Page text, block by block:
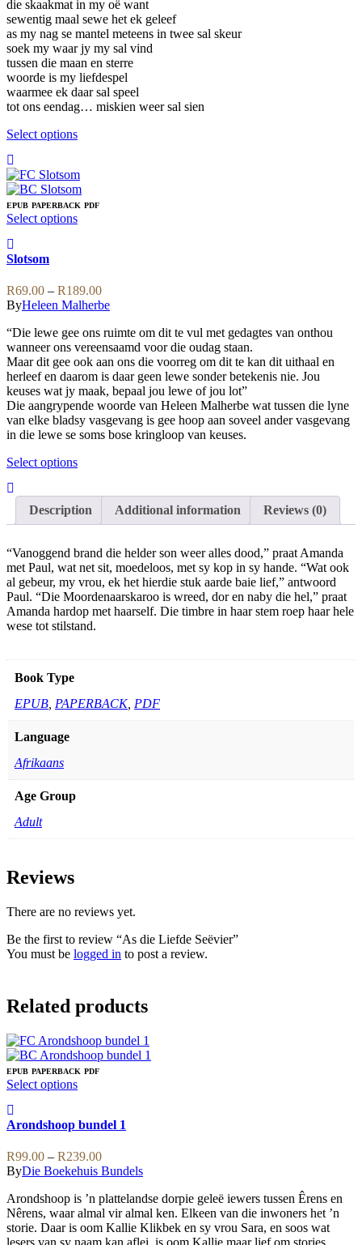
die skaakmat in my oë want
sewentig maal sewe het ek geleef
as my nag se mantel meteens in twee sal skeur
soek my waar jy my sal vind
tussen die maan en sterre
woorde is my liefdespel
waarmee ek daar sal speel
tot ons eendag… miskien weer sal sien
Select optionsThis
multiple
variants.
The
options
the
product
EPUB PAPERBACK PDF
Select optionsThis
The
options
be
chosen
on
the
product
page
Slotsom
R69.00 – R189.00Price
range:
through
R189.00
ByHeleen Malherbe
“Die lewe gee ons ruimte om dit te vul met gedagtes van onthou
wanneer ons vereensaamd voor die oudag staan.
Maar dit gee ook aan ons die voorreg om dit te kan dit uithaal en
herleef en daarom is daar geen lewe sonder betekenis nie. Jou
keuses wat jy maak, bepaal jou lewe of jou lot”
Die aangrypende woorde van Heleen Malherbe wat tussen die lyne
van elke bladsy vasgevang is gee hoop aan soveel ander vasgevang
in die lewe se soms bose kringloop van keuses.
Select optionsThis
multiple
variants.
options
may
be
chosen
on
the
Description Additional information Reviews (0)
“Vanoggend brand die helder son weer alles dood,” praat Amanda
met Paul, wat net sit, moedeloos, met sy kop in sy hande. “Wat ook
al gebeur, my vrou, ek het hierdie stuk aarde baie lief,” antwoord
Paul. “Die Moordenaarskaroo is wreed, dor en naby die hel,” praat
Amanda hardop met haarself. Die timbre in haar stem roep haar hele
wese tot stilstand.
Book Type
EPUB PAPERBACK, PDF
Language
Afrikaans
Age Group
Adult
Reviews
There are no reviews yet.
Be the first to review “As die Liefde Seëvier”
You must be logged in to post a review.
Related products
EPUB PAPERBACK PDF
Select optionsThis
multiple
The
options
be
chosen
on
Arondshoop bundel 1
R99.00 – R239.00Price
range:
through
R239.00
ByDie Boekehuis Bundels
Arondshoop is ’n plattelandse dorpie geleë iewers tussen Êrens en
Nêrens, waar almal vir almal ken. Elkeen van die inwoners het ’n
storie. Daar is oom Kallie Klikbek en sy vrou Sara, en soos wat